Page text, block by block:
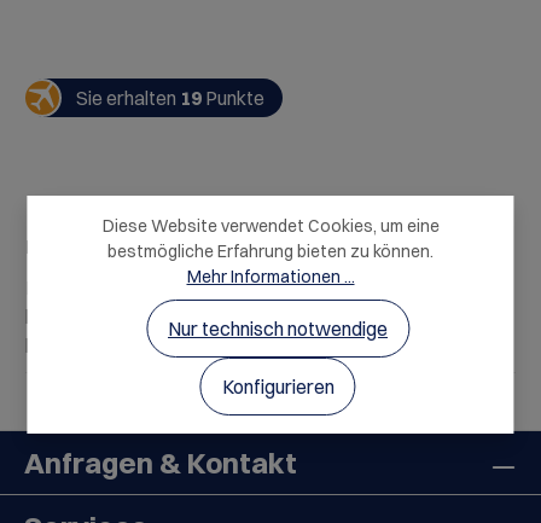
Sie erhalten 19 Punkte
Beschreibung
Mal ehrlich: Auf dem Weihnachtsmarkt hält man sich
lieber an Kinderpunsch, wenn man nicht eiskalt von
bitteren Nachwehen…Mehr
Anfragen & Kontakt
Diese Website verwendet Cookies, um eine
bestmögliche Erfahrung bieten zu können.
Mehr Informationen ...
Nur technisch notwendige
Konfigurieren